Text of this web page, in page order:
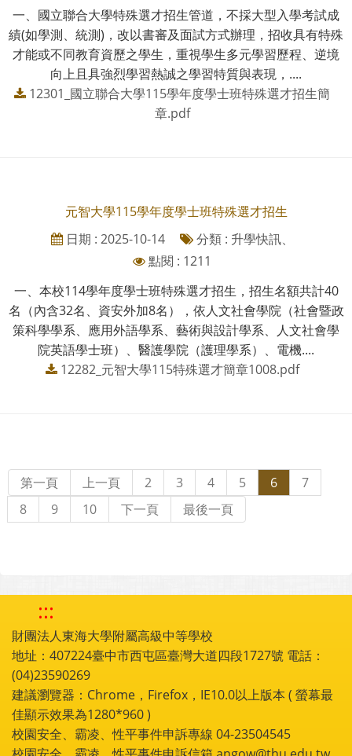
一、國立聯合大學特殊選才招生管道，不採大型入學考試成
績(如學測、統測)，改以書審及面試方式辦理，招收具有特殊
才能或不同教育資歷之學生，重視學生多元學習歷程、逆境
向上且具強烈學習熱誠之學習特質與表現，....
12301_國立聯合大學115學年度學士班特殊選才招生簡
章.pdf
元智大學115學年度學士班特殊選才招生
日期 : 2025-10-14
分類 : 升學快訊、
點閱 : 1211
一、本校114學年度學士班特殊選才招生，招生名額共計40
名（內含32名、資安外加8名），依人文社會學院（社會暨政
策科學學系、應用外語學系、藝術與設計學系、人文社會學
院英語學士班）、醫護學院（護理學系）、電機....
12282_元智大學115特殊選才簡章1008.pdf
第一頁 上一頁 2 3 4 5 6
7
8
9 10 下一頁 最後一頁
:::
財團法人東海大學附屬高級中等學校
地址：407224臺中市西屯區臺灣大道四段1727號 電話：
(04)23590269
建議瀏覽器：Chrome，Firefox，IE10.0以上版本 ( 螢幕最
佳顯示效果為1280*960 )
校園安全、霸凌、性平事件申訴專線 04-23504545